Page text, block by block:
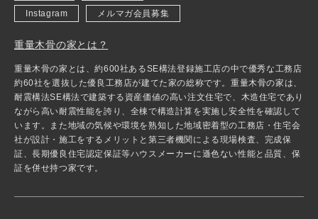
Instagram メルマガ会員募集
重量木骨の家とは？
重量木骨の家とは、約600社あるSE構法登録施工店の中で優秀な工務店
約60社を選抜した優良工務店が建てた家の総称です。重量木骨の家は、
耐震構法SE構法で建築する資産価値の高い注文住宅で、木造住宅であり
ながら高い耐震性能を誇り、全棟で構造計算を実施し安全性を確認して
います。また地域の気候や環境を熟知した地域密着型の工務店・住宅会
社が設計・施工をするメリットと第三者機関による現場検査、完成保
証、長期優良住宅認定保証等ハウスメーカーに遜色ない性能と品質、保
証を併せ持つ家です。